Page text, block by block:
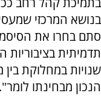
בנושא המרכזי
סתם בחרו את
תדמיתית
שנויות במחלוקת
הנכון מבחינתו לומר".